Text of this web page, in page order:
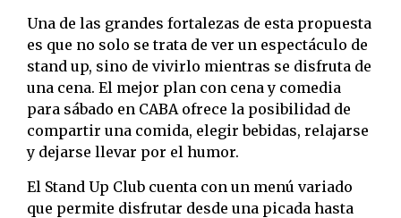
Una de las grandes fortalezas de esta propuesta
es que no solo se trata de ver un espectáculo de
stand up, sino de vivirlo mientras se disfruta de
una cena. El mejor plan con cena y comedia
para sábado en CABA ofrece la posibilidad de
compartir una comida, elegir bebidas, relajarse
y dejarse llevar por el humor.
El Stand Up Club cuenta con un menú variado
que permite disfrutar desde una picada hasta